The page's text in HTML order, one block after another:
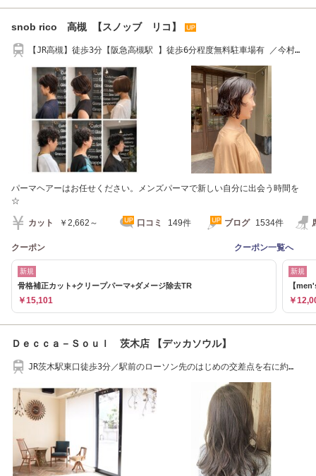
snob rico 高槻 【スノッブ リコ】
【JR高槻】徒歩3分【阪急高槻駅 】徒歩6分程度無料駐車場有 ／今村学
パーマヘアーはお任せください。メンズパーマで新しい自分に出会う時間を
☆
カット ￥2,662～ 口コミ 149件 ブログ 1534件
クーポン クーポン一覧へ
新規
骨格補正カット+クリープパーマ+ダメージ除去TR
￥15,101
新規
【
￥
Ｄｅｃｃａ－Ｓｏｕｌ 茨木店 【デッカソウル】
JR茨木駅東口徒歩3分／駅前のローソン先のはじめの交差点を右に約